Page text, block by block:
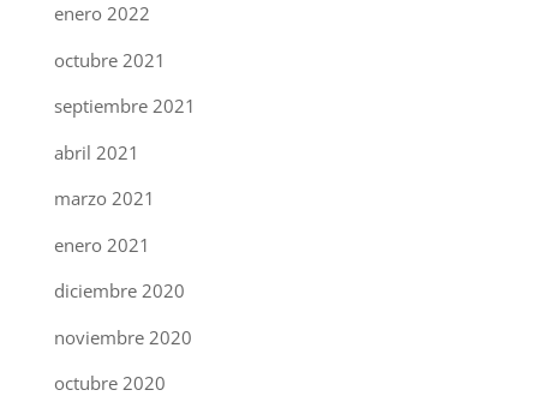
enero 2022
octubre 2021
septiembre 2021
abril 2021
marzo 2021
enero 2021
diciembre 2020
noviembre 2020
octubre 2020